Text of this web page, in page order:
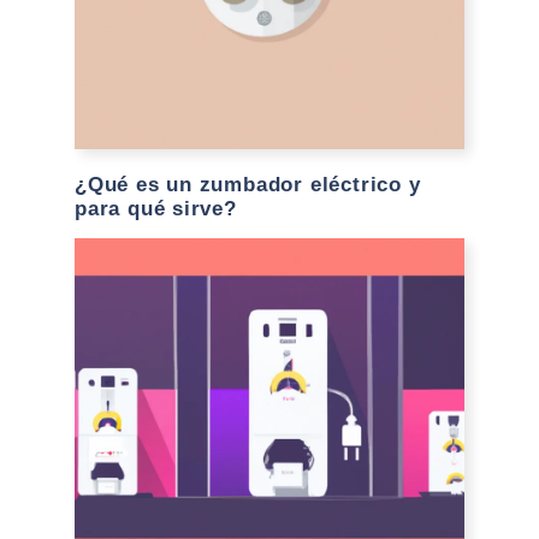
¿Qué es un zumbador eléctrico y
para qué sirve?